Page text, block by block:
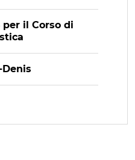
il Corso di
Denis